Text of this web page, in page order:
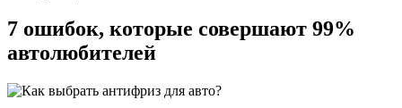
7 ошибок, которые совершают 99%
автолюбителей